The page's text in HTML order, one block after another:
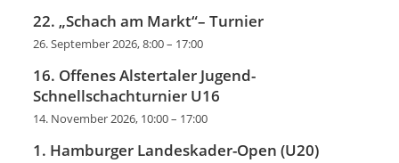
22. „Schach am Markt“– Turnier
26. September 2026, 8:00– 17:00
16. Offenes Alstertaler Jugend-
Schnellschachturnier U16
14. November 2026, 10:00– 17:00
1. Hamburger Landeskader-Open (U20)